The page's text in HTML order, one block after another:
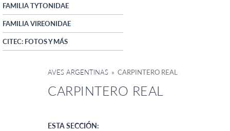
FAMILIA TYTONIDAE
FAMILIA VIREONIDAE
CITEC: FOTOS Y MÁS
AVES ARGENTINAS » CARPINTERO REAL
CARPINTERO REAL
ESTA SECCIÓN: